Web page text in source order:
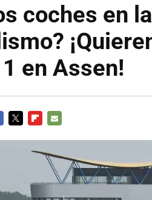
coches en
en Assen!